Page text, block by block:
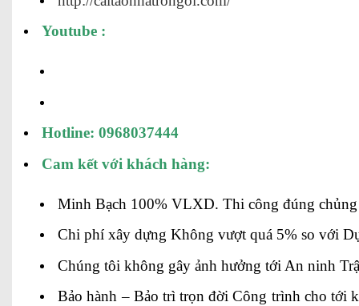
Youtube :
Hotline: 0968037444
Cam kết với khách hàng:
Minh Bạch 100% VLXD. Thi công đúng
Chi phí xây dựng Không vượt quá 5% so với
Chúng tôi không gây ảnh hưởng tới An ninh
Bảo hành – Bảo trì trọn đời Công trình cho tới